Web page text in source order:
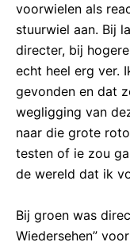
voorwielen als
stuurwiel aan. Bij
directer, bij
echt heel erg ver.
gevonden en dat
wegligging van
naar die grote
testen of ie zou
de wereld dat ik
Bij groen was
Wiedersehen”